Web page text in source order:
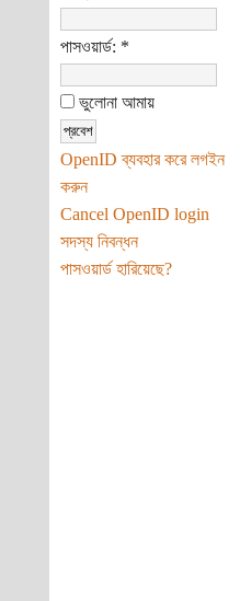
পাসওয়ার্ড: *
ভুলোনা আমায়
OpenID ব্যবহার করে লগইন
করুন
Cancel OpenID login
সদস্য নিবন্ধন
পাসওয়ার্ড হারিয়েছে?